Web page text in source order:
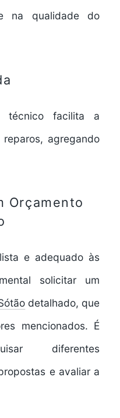
na qualidade do
técnico facilita a
agregando
Orçamento
e adequado às
solicitar um
detalhado, que
mencionados. É
diferentes
e avaliar a